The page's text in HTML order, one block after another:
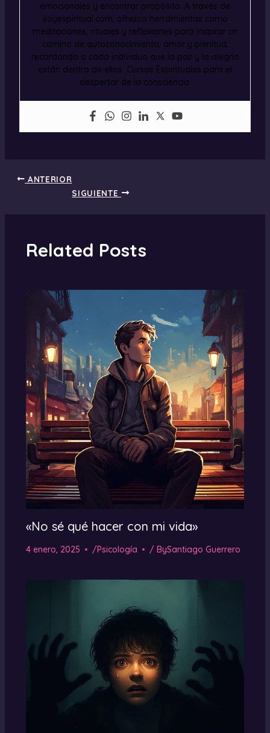
emocionales y encontrar propósito. A través de
soyespiritual.com, ofrezco herramientas como
meditaciones, rituales y reflexiones para inspirar un
camino de autoconocimiento, amor y plenitud,
recordando a cada individuo que la paz y la alegría
están dentro de ellos. Cursos Espirituales para el
despertar de la consciencia.
ANTERIOR
SIGUIENTE
Related Posts
«No sé qué hacer con mi vida»
4 enero, 2025 /Psicología / BySantiago Guerrero